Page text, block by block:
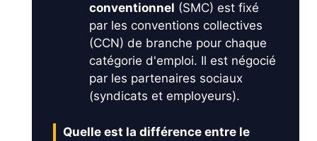
conventionnel (SMC) est fixé
par les conventions collectives
(CCN) de branche pour chaque
catégorie d'emploi. Il est négocié
par les partenaires sociaux
(syndicats et employeurs).
Quelle est la différence entre le